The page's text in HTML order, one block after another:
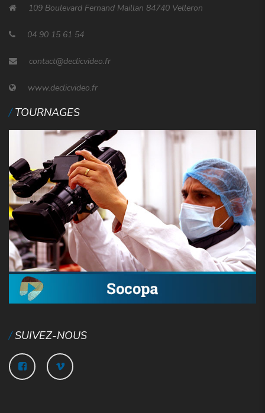
109 Boulevard Fernand Maillan 84740 Velleron
04 90 15 61 54
contact@declicvideo.fr
www.declicvideo.fr
TOURNAGES
SUIVEZ-NOUS